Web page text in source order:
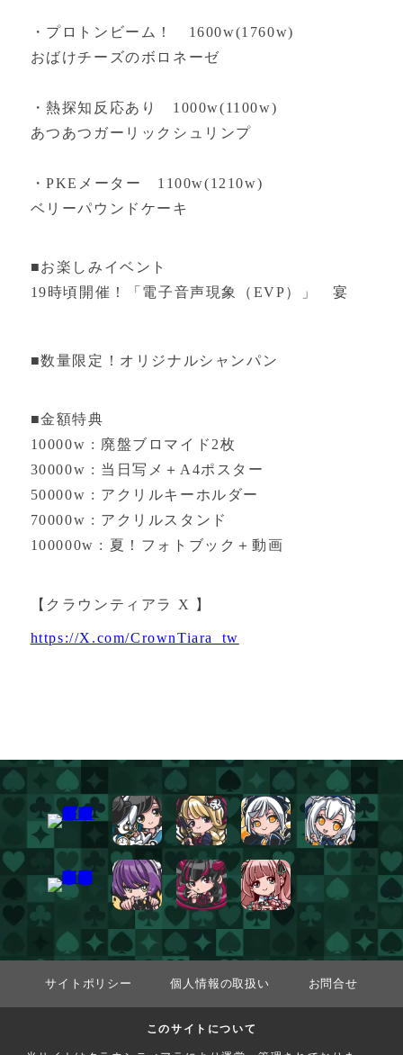
・プロトンビーム！ 1600w(1760w)
おばけチーズのボロネーゼ
・熱探知反応あり 1000w(1100w)
あつあつガーリックシュリンプ
・PKEメーター 1100w(1210w)
ベリーパウンドケーキ
■お楽しみイベント
19時頃開催！「電子音声現象（EVP）」 宴
■数量限定！オリジナルシャンパン
■金額特典
10000w : 廃盤ブロマイド2枚
30000w : 当日写メ＋A4ポスター
50000w : アクリルキーホルダー
70000w : アクリルスタンド
100000w : 夏！フォトブック＋動画
【クラウンティアラ X 】
https://X.com/CrownTiara_tw
サイトポリシー 個人情報の取扱い お問合せ
このサイトについて